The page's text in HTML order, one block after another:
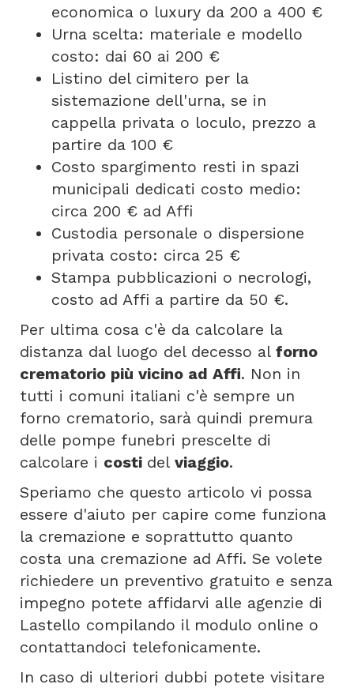
economica o luxury da 200 a 400 €
Urna scelta: materiale e modello
costo: dai 60 ai 200 €
Listino del cimitero per la
sistemazione dell'urna, se in
cappella privata o loculo, prezzo a
partire da 100 €
Costo spargimento resti in spazi
municipali dedicati costo medio:
circa 200 € ad Affi
Custodia personale o dispersione
privata costo: circa 25 €
Stampa pubblicazioni o necrologi,
costo ad Affi a partire da 50 €.
Per ultima cosa c'è da calcolare la
distanza dal luogo del decesso al forno
crematorio più vicino ad Affi. Non in
tutti i comuni italiani c'è sempre un
forno crematorio, sarà quindi premura
delle pompe funebri prescelte di
calcolare i costi del viaggio.
Speriamo che questo articolo vi possa
essere d'aiuto per capire come funziona
la cremazione e soprattutto quanto
costa una cremazione ad Affi. Se volete
richiedere un preventivo gratuito e senza
impegno potete affidarvi alle agenzie di
Lastello compilando il modulo online o
contattandoci telefonicamente.
In caso di ulteriori dubbi potete visitare